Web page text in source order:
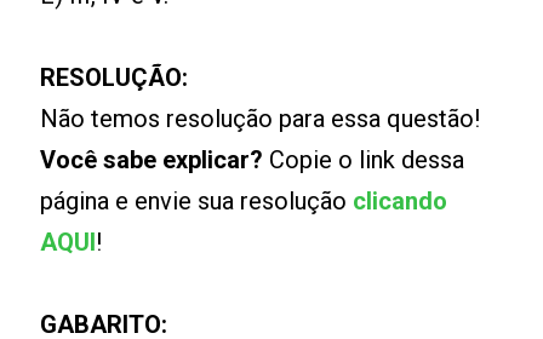
RESOLUÇÃO:
Não temos resolução para essa questão!
Você sabe explicar? Copie o link dessa
página e envie sua resolução clicando
AQUI!
GABARITO: